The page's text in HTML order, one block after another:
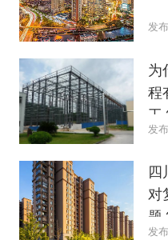
发
为
程
工
发
四
对
题
发